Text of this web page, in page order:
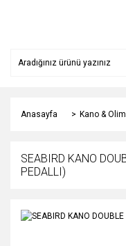
Anasayfa Kano &
SEABIRD KANO
PEDALLI)